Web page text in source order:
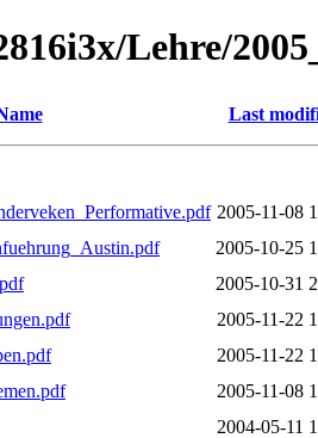
Lehre/
Last
2005-11-08
2005-10-25
2005-10-31
2005-11-22
2005-11-22
2005-11-08
2004-05-11